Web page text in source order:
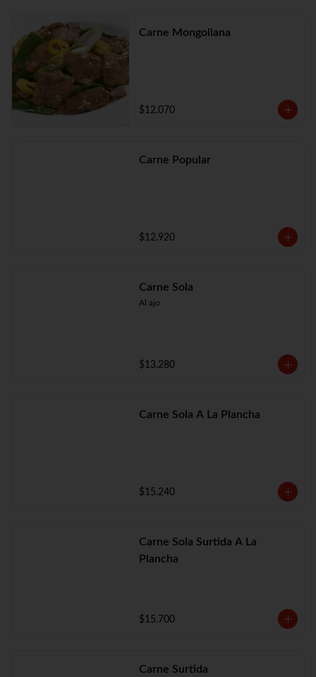
Carne Mongoliana
$12.070
Carne Popular
$12.920
Carne Sola
Al ajo
$13.280
Carne Sola A La Plancha
$15.240
Carne Sola Surtida A La
Plancha
$15.700
Carne Surtida